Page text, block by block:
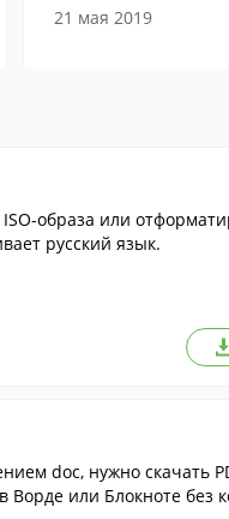
21 мая 2019
образа или
русский язык.
doc, нужно скачать
Ворде или Блокноте без